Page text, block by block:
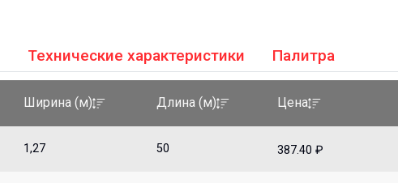
Технические характеристики Палитра
Ширина (м) Длина (м) Цена
1,27 50 387.40 ₽